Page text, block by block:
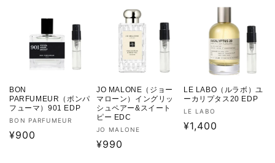
BON
PARFUMEUR（ボンパ
フューマ）901 EDP
販
売
BON PARFUMEUR
通
¥900
JO MALONE（ジョー
マローン）イングリッ
シュペアー&スイート
ピー EDC
販
売
JO MALONE
通
¥990
LE LABO（ルラボ）ユ
ーカリプタス20 EDP
販
売
LE LABO
通
¥1,400